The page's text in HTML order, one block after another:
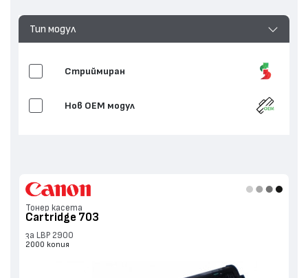
Тип модул
Стриймиран
Нов ОЕМ модул
Тонер касета
Cartridge 703
за LBP 2900
2000 копия